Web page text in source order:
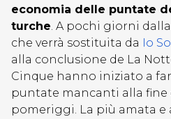
economia delle puntate
turche. A pochi giorni
che verrà sostituita da Io
alla conclusione de La
Cinque hanno iniziato a
puntate mancanti alla
pomeriggi. La più amata e